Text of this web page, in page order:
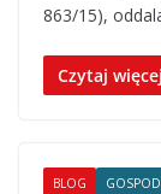
863/15),
Czytaj więcej
BLOG